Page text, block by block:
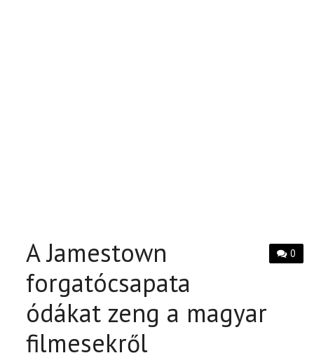
0
A Jamestown
forgatócsapata
ódákat zeng a magyar
filmesekről